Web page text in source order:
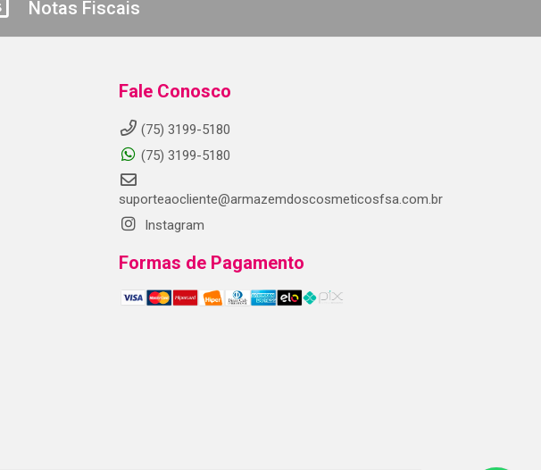
Notas Fiscais
Fale Conosco
(75) 3199-5180
(75) 3199-5180
suporteaocliente@armazemdoscosmeticosfsa.com.br
Instagram
Formas de Pagamento